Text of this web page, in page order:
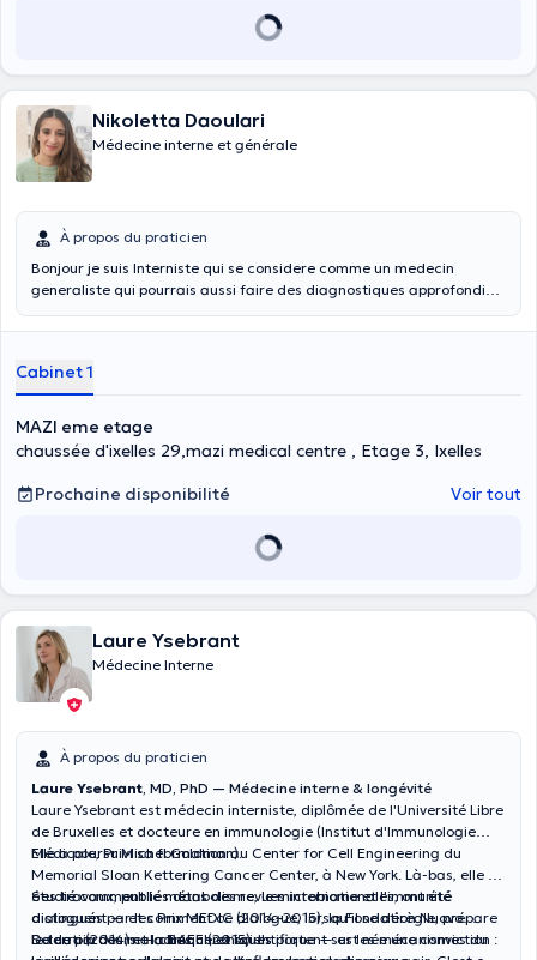
Nikoletta Daoulari
Médecine interne et générale
À propos du praticien
Bonjour je suis Interniste qui se considere comme un medecin
generaliste qui pourrais aussi faire des diagnostiques approfondis
suis competente de prendre en charge petits cas chirurgicaux
intra-articulaires ) et des enfants de toute age . Possibilité de prise
du sang si c'est necessaire pendant la consultation ,des frottis et
aussi d’un électrocardiogramme.
Cabinet 1
MAZI eme etage
chaussée d'ixelles 29,mazi medical centre , Etage 3, Ixelles
Prochaine disponibilité
Voir tout
Laure Ysebrant
Médecine Interne
À propos du praticien
Laure Ysebrant, MD, PhD — Médecine interne & longévité
Laure Ysebrant est médecin interniste, diplômée de l'Université Libre
de Bruxelles et docteure en immunologie (Institut d'Immunologie
Médicale, Pr Michel Goldman).
Elle a poursuivi sa formation au Center for Cell Engineering du
Memorial Sloan Kettering Cancer Center, à New York. Là-bas, elle a
étudié comment le métabolisme, le microbiome et l'immunité
dialoguent — et comment ce dialogue, lorsqu'il se dérègle, prépare
le terrain des maladies chroniques.
Ses travaux, publiés dans des revues internationales, ont été
distingués par les Prix MEDIC (2014–2015), la Fondation Nuovo
Soldati (2014) et la BAEF (2015). Ils portent sur les mécanismes du
De ce parcours — clinique et scientifique — est née une conviction :